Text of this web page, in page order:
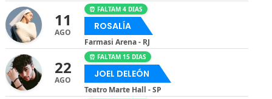
11
AGO
⏰ FALTAM 4 DIAS
ROSALÍA
Farmasi Arena - RJ
22
AGO
⏰ FALTAM 15 DIAS
JOEL DELEÓN
Teatro Marte Hall - SP